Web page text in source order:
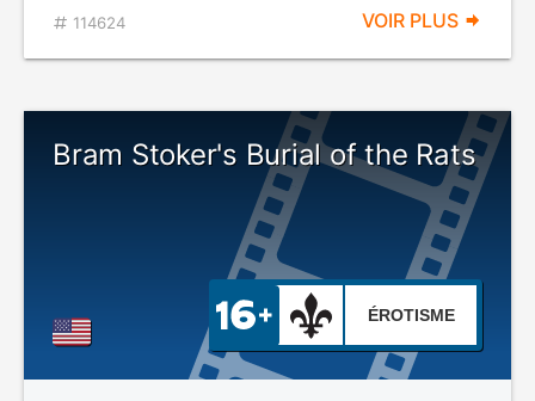
114624 VOIR PLUS
Bram Stoker's Burial of the Rats
ÉROTISME